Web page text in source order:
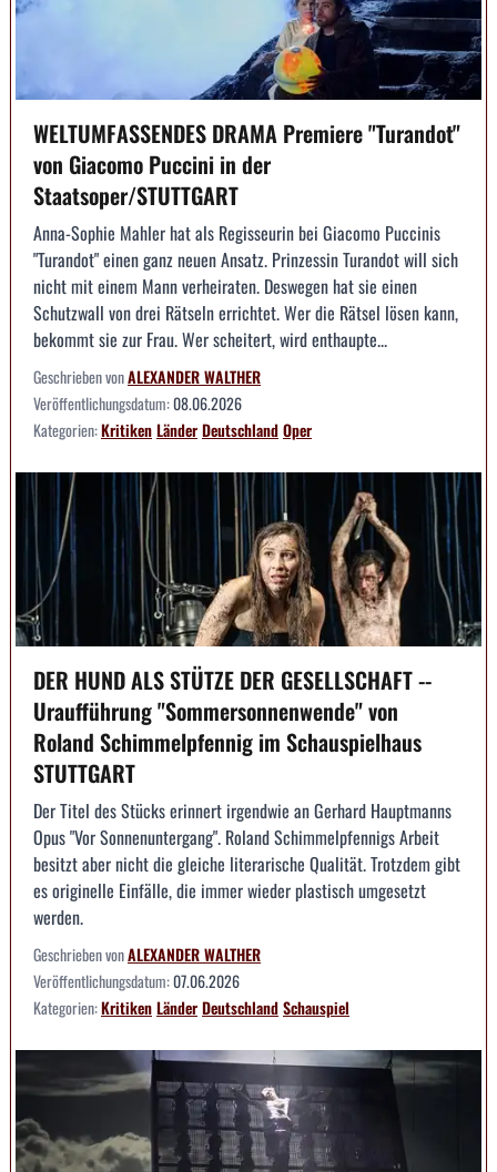
WELTUMFASSENDES DRAMA Premiere "Turandot"
von Giacomo Puccini in der
Staatsoper/STUTTGART
Anna-Sophie Mahler hat als Regisseurin bei Giacomo Puccinis
"Turandot" einen ganz neuen Ansatz. Prinzessin Turandot will sich
nicht mit einem Mann verheiraten. Deswegen hat sie einen
Schutzwall von drei Rätseln errichtet. Wer die Rätsel lösen kann,
bekommt sie zur Frau. Wer scheitert, wird enthaupte...
Geschrieben vonALEXANDER WALTHER
Veröffentlichungsdatum:08.06.2026
Kategorien:KritikenLänderDeutschlandOper
DER HUND ALS STÜTZE DER GESELLSCHAFT --
Uraufführung "Sommersonnenwende" von
Roland Schimmelpfennig im Schauspielhaus
STUTTGART
Der Titel des Stücks erinnert irgendwie an Gerhard Hauptmanns
Opus "Vor Sonnenuntergang". Roland Schimmelpfennigs Arbeit
besitzt aber nicht die gleiche literarische Qualität. Trotzdem gibt
es originelle Einfälle, die immer wieder plastisch umgesetzt
werden.
Geschrieben vonALEXANDER WALTHER
Veröffentlichungsdatum:07.06.2026
Kategorien:KritikenLänderDeutschlandSchauspiel